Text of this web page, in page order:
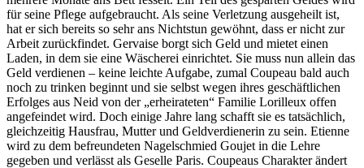
für seine Pflege aufgebraucht. Als seine Verletzung ausgeheilt ist,
hat er sich bereits so sehr ans Nichtstun gewöhnt, dass er nicht zur
Arbeit zurückfindet. Gervaise borgt sich Geld und mietet einen
Laden, in dem sie eine Wäscherei einrichtet. Sie muss nun allein das
Geld verdienen – keine leichte Aufgabe, zumal Coupeau bald auch
noch zu trinken beginnt und sie selbst wegen ihres geschäftlichen
Erfolges aus Neid von der „erheirateten“ Familie Lorilleux offen
angefeindet wird. Doch einige Jahre lang schafft sie es tatsächlich,
gleichzeitig Hausfrau, Mutter und Geldverdienerin zu sein. Etienne
wird zu dem befreundeten Nagelschmied Goujet in die Lehre
gegeben und verlässt als Geselle Paris. Coupeaus Charakter ändert